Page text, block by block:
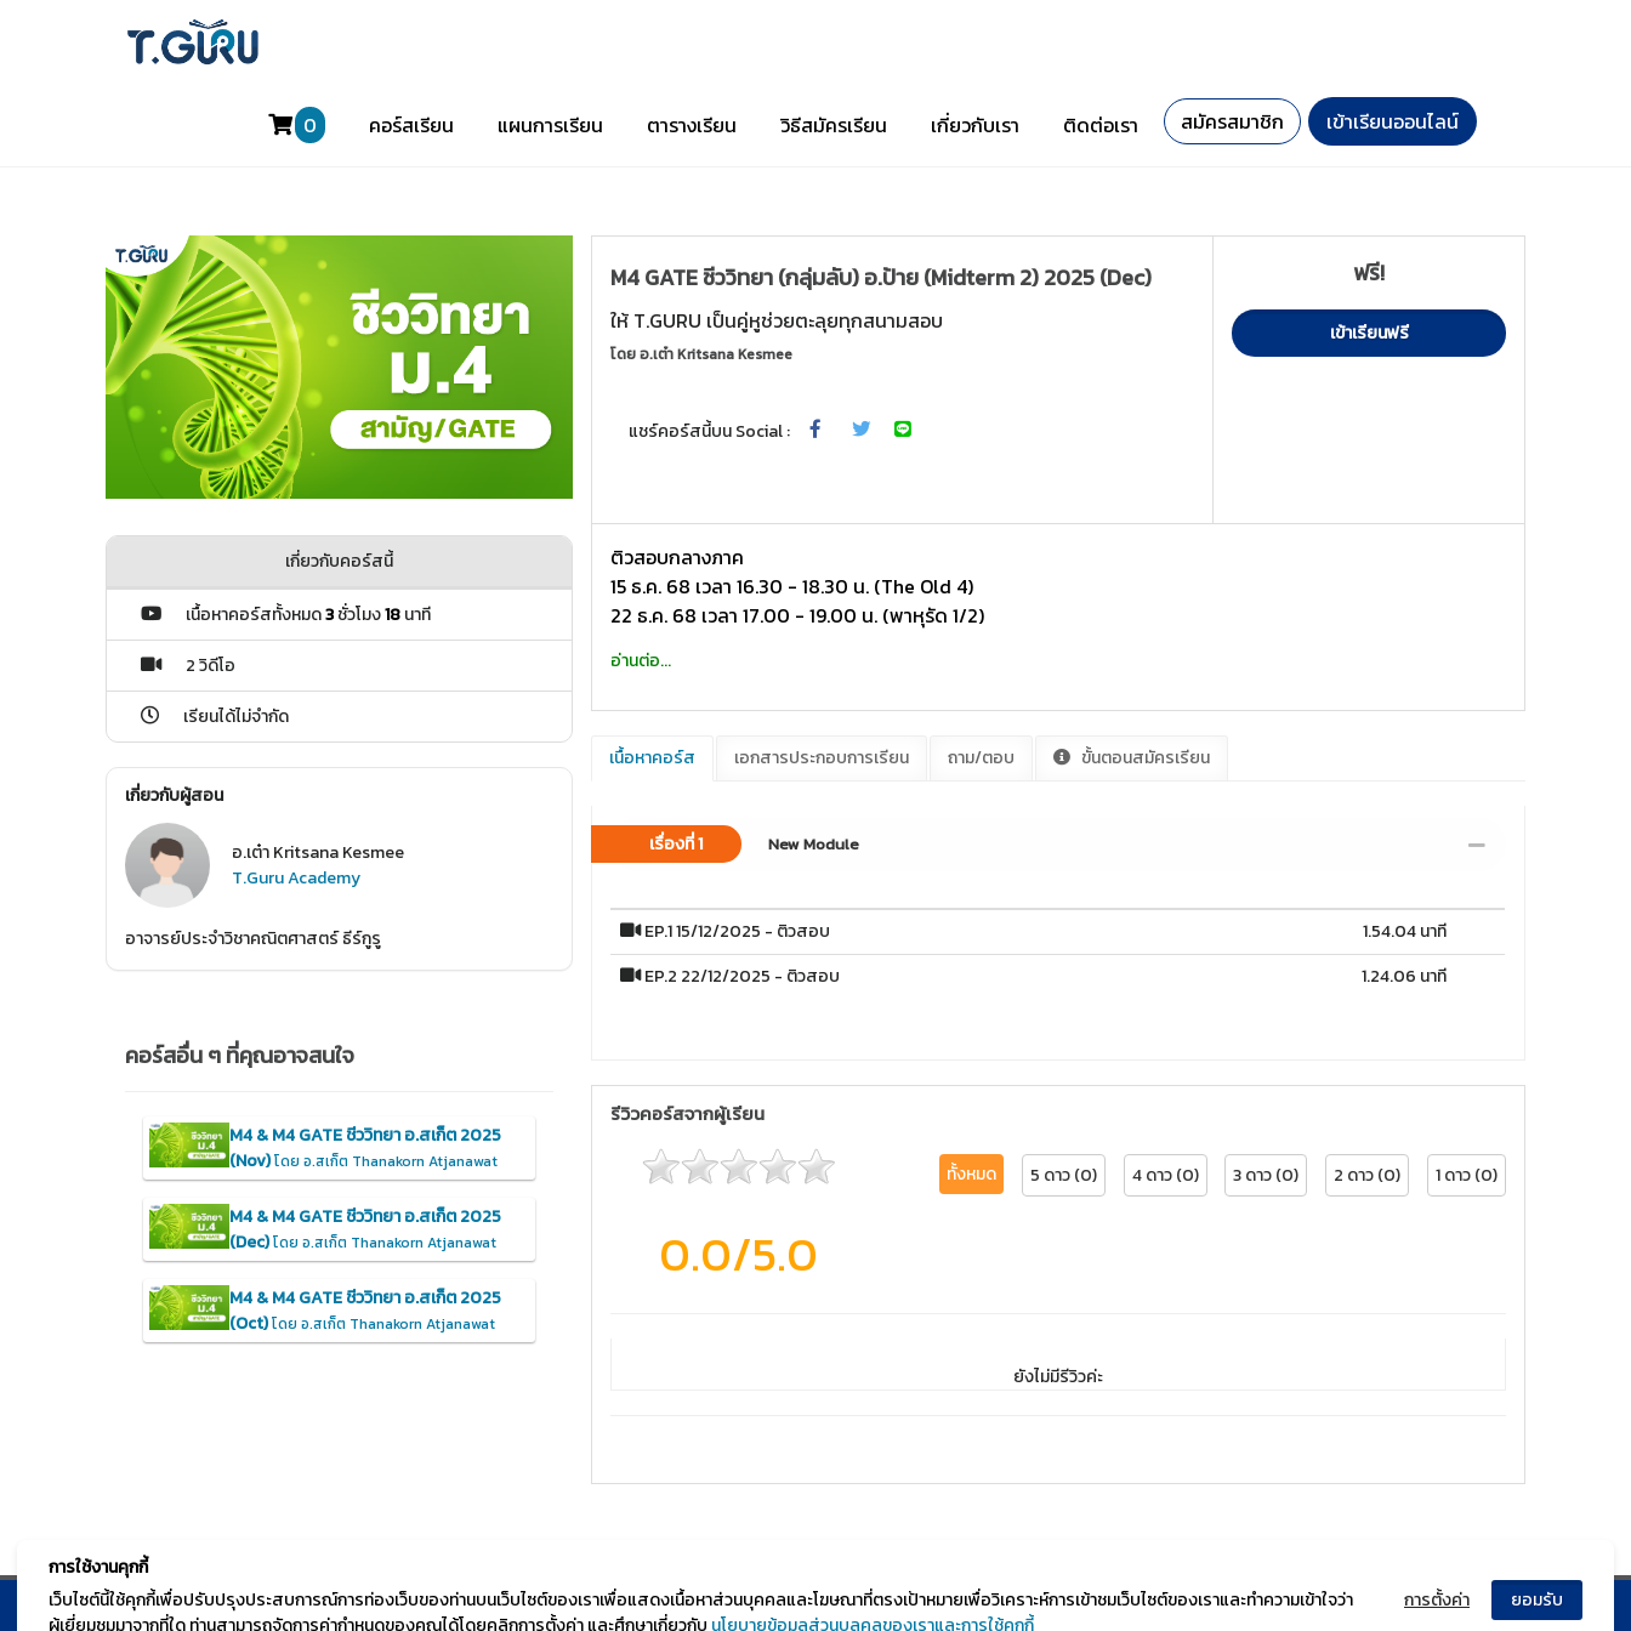
0 คอร์สเรียน แผนการเรียน ตารางเรียน วิธีสมัครเรียน เกี่ยวกับเรา ติดต่อเรา สมัครสมาชิก เข้าเรียนออนไลน์
M4 GATE ชีววิทยา (กลุ่มลับ) อ.ป้าย (Midterm 2) 2025 (Dec)
ให้ T.GURU เป็นคู่หูช่วยตะลุยทุกสนามสอบ
โดยอ.เต๋า Kritsana Kesmee
แชร์คอร์สนี้บน Social :
ฟรี!
เข้าเรียนฟรี
ติวสอบกลางภาค
15 ธ.ค. 68 เวลา 16.30 - 18.30 น. (The Old 4)
22 ธ.ค. 68 เวลา 17.00 - 19.00 น. (พาหุรัด 1/2)
อ่านต่อ...
เนื้อหาคอร์ส เอกสารประกอบการเรียน ถาม/ตอบ ขั้นตอนสมัครเรียน
เรื่องที่ 1 New Module
EP.1 15/12/2025 - ติวสอบ
1.54.04 นาที
EP.2 22/12/2025 - ติวสอบ
1.24.06 นาที
รีวิวคอร์สจากผู้เรียน
0.0/5.0
ทั้งหมด 5 ดาว (0) 4 ดาว (0) 3 ดาว (0) 2 ดาว (0) 1 ดาว (0)
ยังไม่มีรีวิวค่ะ
เกี่ยวกับคอร์สนี้
เนื้อหาคอร์สทั้งหมด3ชั่วโมง18นาที
2 วิดีโอ
เรียนได้ไม่จำกัด
เกี่ยวกับผู้สอน
อ.เต๋า Kritsana Kesmee
T.Guru Academy
อาจารย์ประจำวิชาคณิตศาสตร์ ธีร์กูรู
คอร์สอื่น ๆ ที่คุณอาจสนใจ
M4 & M4 GATE ชีววิทยา อ.สเก็ต 2025
(Nov)โดย อ.สเก็ต Thanakorn Atjanawat
M4 & M4 GATE ชีววิทยา อ.สเก็ต 2025
(Dec)โดย อ.สเก็ต Thanakorn Atjanawat
M4 & M4 GATE ชีววิทยา อ.สเก็ต 2025
(Oct)โดย อ.สเก็ต Thanakorn Atjanawat
การใช้งานคุกกี้
เว็บไซต์นี้ใช้คุกกี้เพื่อปรับปรุงประสบการณ์การท่องเว็บของท่านบนเว็บไซต์ของเราเพื่อแสดงเนื้อหาส่วนบุคคลและโฆษณาที่ตรงเป้าหมายเพื่อวิเคราะห์การเข้าชมเว็บไซต์ของเราและทำความเข้าใจว่า
ผู้เยี่ยมชมมาจากที่ใด ท่านสามารถจัดการค่ากำหนดของคุณได้โดยคลิกการตั้งค่า และศึกษาเกี่ยวกับ นโยบายข้อมูลส่วนบุลคลของเราและการใช้คุกกี้
การตั้งค่า